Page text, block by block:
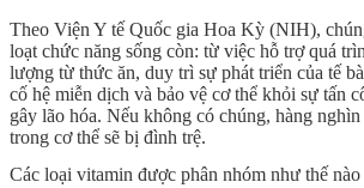
Theo Viện Y tế Quốc gia Hoa Kỳ (NIH),
loạt chức năng sống còn: từ việc hỗ trợ quá
lượng từ thức ăn, duy trì sự phát triển của tế
cố hệ miễn dịch và bảo vệ cơ thể khỏi sự tấn
gây lão hóa. Nếu không có chúng, hàng
trong cơ thể sẽ bị đình trệ.
Các loại vitamin được phân nhóm như thế